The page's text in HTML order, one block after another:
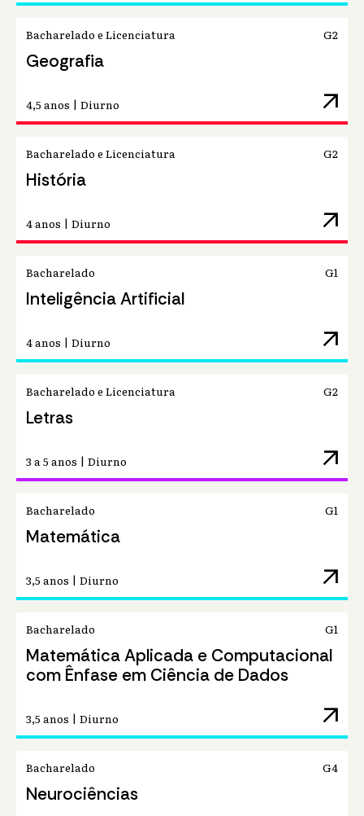
Bacharelado e Licenciatura G2
Geografia
4,5 anos | Diurno arrow_outward
Bacharelado e Licenciatura G2
História
4 anos | Diurno arrow_outward
Bacharelado G1
Inteligência Artificial
4 anos | Diurno arrow_outward
Bacharelado e Licenciatura G2
Letras
3 a 5 anos | Diurno arrow_outward
Bacharelado G1
Matemática
3,5 anos | Diurno arrow_outward
Bacharelado G1
Matemática Aplicada e Computacional
com Ênfase em Ciência de Dados
3,5 anos | Diurno arrow_outward
Bacharelado G4
Neurociências